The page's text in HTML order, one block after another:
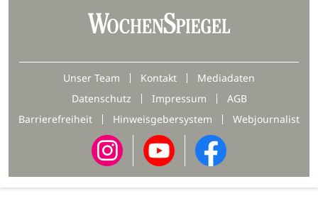
Unser Team Kontakt
Mediadaten
Datenschutz
Impressum
AGB
Barrierefreiheit
Hinweisgebersystem Webjournalist